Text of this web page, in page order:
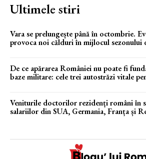
Ultimele stiri
Vara se prelungește până în octombrie.
provoca noi călduri în mijlocul sezonului
De ce apărarea României nu poate fi
baze militare: cele trei autostrăzi vitale
Veniturile doctorilor rezidenți români în
salariilor din SUA, Germania, Franța și